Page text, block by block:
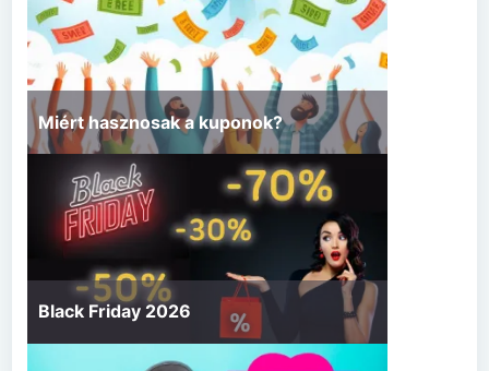
Miért hasznosak a kuponok?
Black Friday 2026